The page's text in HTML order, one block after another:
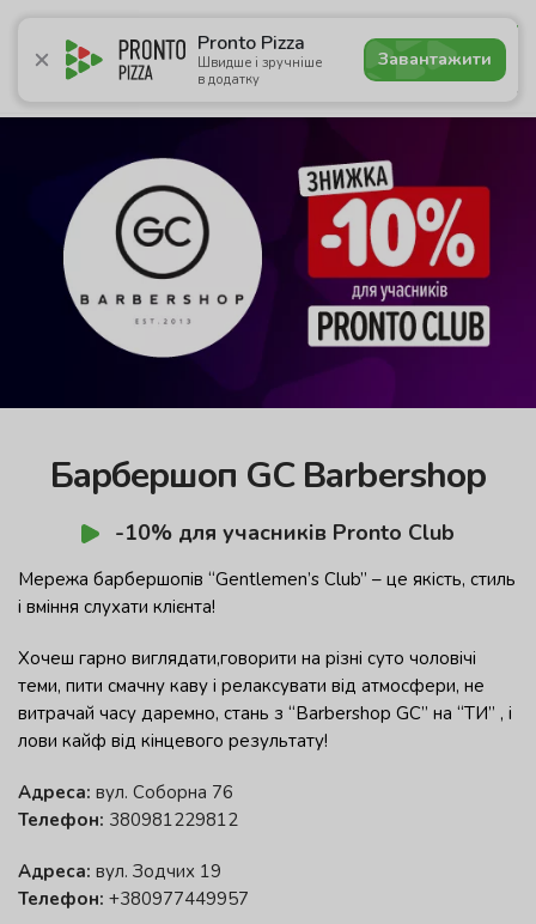
Pronto Pizza
Швидше і зручніше
в додатку
Завантажити
4.9
Акції Піца Суші Ланчі Бургери Комбо
Барбершоп GC Barbershop
-10% для учасників Pronto Club
Мережа барбершопів “Gentlemen’s Club” – це якість, стиль
і вміння слухати клієнта!
Хочеш гарно виглядати,говорити на різні суто чоловічі
теми, пити смачну каву і релаксувати від атмосфери, не
витрачай часу даремно, стань з “Barbershop GC” на “ТИ” , і
лови кайф від кінцевого результату!
Адреса: вул. Соборна 76
Телефон: 380981229812
Адреса: вул. Зодчих 19
Телефон: +380977449957